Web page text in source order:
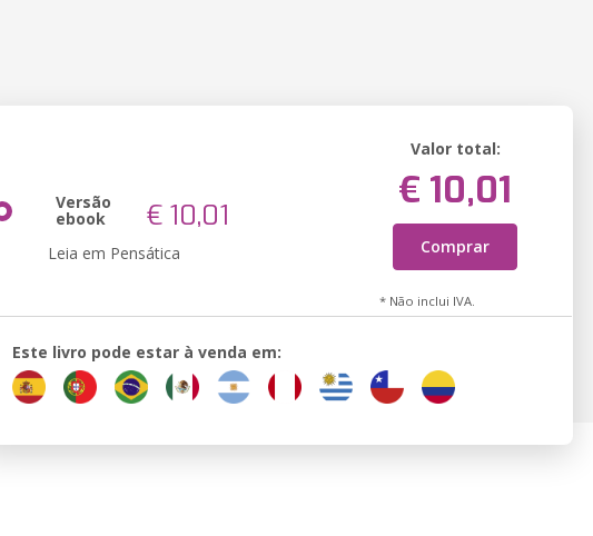
Versão
ebook € 10,01
Leia em Pensática
Valor total:
€ 10,01
Comprar
* Não inclui IVA.
Este livro pode estar à venda em: